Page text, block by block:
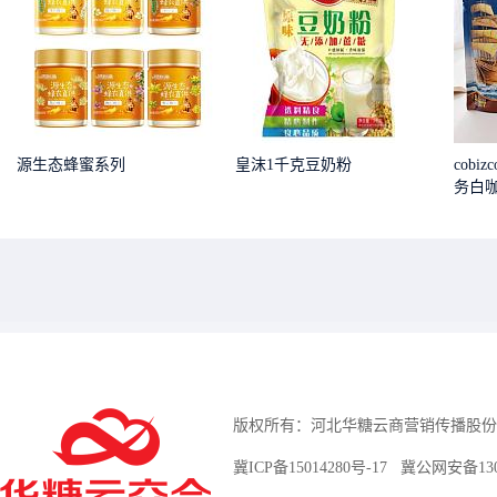
源生态蜂蜜系列 皇沫1千克豆奶粉
务白
版权所有：河北华糖云商营销传播股
冀ICP备15014280号-17 冀公网安备